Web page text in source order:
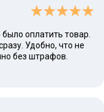
оплатить товар.
Удобно, что не
без штрафов.